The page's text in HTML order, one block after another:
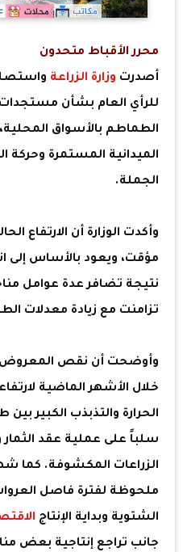
محرر الأقباط متحدون
أصدرت وزارة الزراعة
للرأي العام بشأن
الطماطم بالأسواق المحلية،
الميدانية المستمرة وحركة
الجملة.
وأكدت الوزارة أن الارتفاع
مؤقت، ويعود بالأساس
نتيجة تضافر عدة عوامل
تزامنت مع زيادة معدلات
وأوضحت أن نقص المعروض
خلال الأشهر الماضية
الحرارة والتذبذب الكبير
سلباً على عملية عقد الثمار
الزراعات المكشوفة. كما
ملحوظة لفترة فاصل
الشتوية وبداية الإنتاج
جانب تراجع إنتاجية بعض